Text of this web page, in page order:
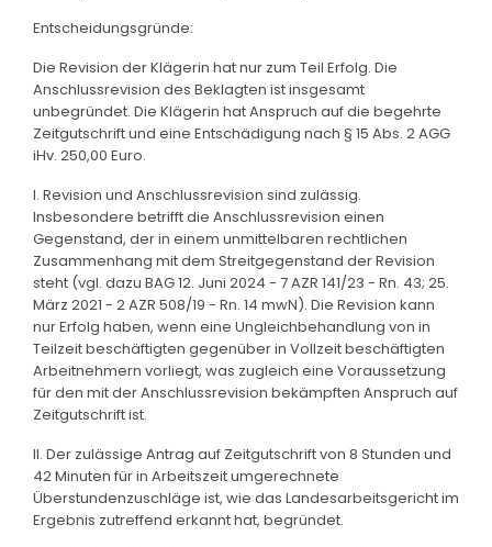
Entscheidungsgründe:
Die Revision der Klägerin hat nur zum Teil Erfolg. Die
Anschlussrevision des Beklagten ist insgesamt
unbegründet. Die Klägerin hat Anspruch auf die begehrte
Zeitgutschrift und eine Entschädigung nach § 15 Abs. 2 AGG
iHv. 250,00 Euro.
I. Revision und Anschlussrevision sind zulässig.
Insbesondere betrifft die Anschlussrevision einen
Gegenstand, der in einem unmittelbaren rechtlichen
Zusammenhang mit dem Streitgegenstand der Revision
steht (vgl. dazu BAG 12. Juni 2024 - 7 AZR 141/23 - Rn. 43; 25.
März 2021 - 2 AZR 508/19 - Rn. 14 mwN). Die Revision kann
nur Erfolg haben, wenn eine Ungleichbehandlung von in
Teilzeit beschäftigten gegenüber in Vollzeit beschäftigten
Arbeitnehmern vorliegt, was zugleich eine Voraussetzung
für den mit der Anschlussrevision bekämpften Anspruch auf
Zeitgutschrift ist.
II. Der zulässige Antrag auf Zeitgutschrift von 8 Stunden und
42 Minuten für in Arbeitszeit umgerechnete
Überstundenzuschläge ist, wie das Landesarbeitsgericht im
Ergebnis zutreffend erkannt hat, begründet.